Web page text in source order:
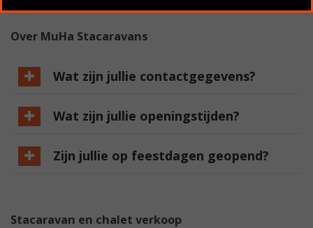
Over MuHa Stacaravans
Wat zijn jullie contactgegevens?
Wat zijn jullie openingstijden?
Zijn jullie op feestdagen geopend?
Stacaravan en chalet verkoop